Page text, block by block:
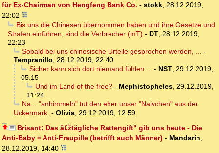
für Ex-Chairman von Hengfeng Bank Co. - stokk 28.12.2019,
22:02
Bis uns die Chinesen übernommen haben und ihre Gesetze und
Strafen einführen, sind die Verbrecher (mT) - DT 28.12.2019,
22:23
Sobald bei uns chinesische Urteile gesprochen werden, ...
-
Tempranillo
28.12.2019, 22:40
Sicher kann sich dort niemand fühlen ...
- NST, 29.12.2019,
05:15
Und im Land of the free?- Mephistopheles, 29.12.2019,
11:24
Na... "anhimmeln" tut den eher unser "Naivchen" aus der
Uckermark. - Olivia 29.12.2019, 12:59
Brisant: Das â€žtägliche Rattengift" gib uns heute - Die
Anti-Baby = Anti-Fraupille (betrifft auch Männer) - Mandarin
28.12.2019, 14:40